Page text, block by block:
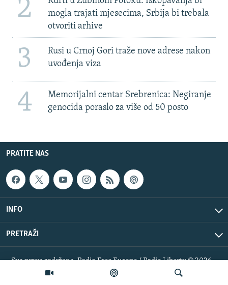
2
mogla trajati mjesecima, Srbija bi trebala
otvoriti arhive
3
Rusi u Crnoj Gori traže nove adrese nakon
uvođenja viza
4
Memorijalni centar Srebrenica: Negiranje
genocida poraslo za više od 50 posto
PRATITE NAS
INFO
PRETRAŽI
Sva prava zadržana. Radio Free Europe / Radio Liberty © 2026
RFE/RL, Inc.